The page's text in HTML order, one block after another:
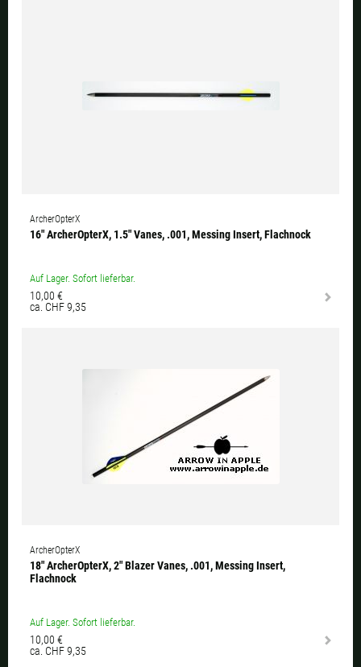
ArcherOpterX
16" ArcherOpterX, 1.5" Vanes, .001, Messing Insert, Flachnock
Auf Lager. Sofort lieferbar.
10,00 €
ca. CHF 9,35
ArcherOpterX
18" ArcherOpterX, 2" Blazer Vanes, .001, Messing Insert,
Flachnock
Auf Lager. Sofort lieferbar.
10,00 €
ca. CHF 9,35